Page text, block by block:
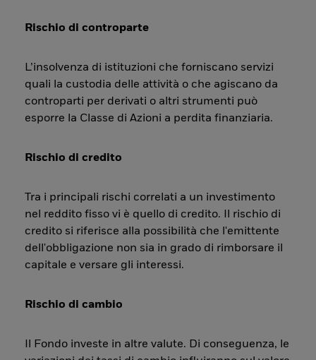
Rischio di controparte
L’insolvenza di istituzioni che forniscano servizi
quali la custodia delle attività o che agiscano da
controparti per derivati o altri strumenti può
esporre la Classe di Azioni a perdita finanziaria.
Rischio di credito
Tra i principali rischi correlati a un investimento
nel reddito fisso vi è quello di credito. Il rischio di
credito si riferisce alla possibilità che l'emittente
dell'obbligazione non sia in grado di rimborsare il
capitale e versare gli interessi.
Rischio di cambio
Il Fondo investe in altre valute. Di conseguenza, le